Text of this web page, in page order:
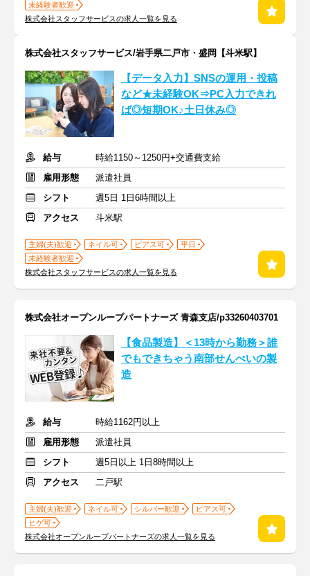
未経験者歓迎
株式会社スタッフサービスの求人一覧を見る
株式会社スタッフサービス/岩手県二戸市・盛岡【斗米駅】
【データ入力】SNSの運用・投稿
など★未経験OK⇒PC入力できれ
ば◎短期OK♪土日休み◎
給与
時給1150～1250円+交通費支給
雇用形態
派遣社員
シフト
週5日 1日6時間以上
アクセス
斗米駅
主婦(夫)歓迎 ネイル可 ピアス可
平日
未経験者歓迎
株式会社スタッフサービスの求人一覧を見る
株式会社オープンループパートナーズ 青森支店/p33260403701
【食品製造】＜13時から勤務＞誰
でもできちゃう南部せんべいの製
造
給与
時給1162円以上
雇用形態
派遣社員
シフト
週5日以上 1日8時間以上
アクセス
二戸駅
主婦(夫)歓迎 ネイル可 シルバー歓迎
ピアス可
ヒゲ可
株式会社オープンループパートナーズの求人一覧を見る